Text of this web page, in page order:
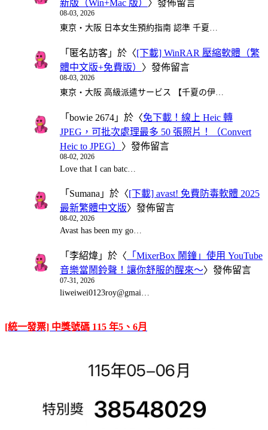
新版（Win+Mac 版） 〉發佈留言
08-03, 2026
東京・大阪 日本女生預約指南 認準 千夏…
「 匿名訪客 」於〈[下載] WinRAR 壓縮軟體（繁
體中文版+免費版） 〉發佈留言
08-03, 2026
東京・大阪 高級派遣サービス 【千夏の伊…
「 bowie 2674 」於〈免下載！線上 Heic 轉
JPEG，可批次處理最多 50 張照片！（Convert
Heic to JPEG） 〉發佈留言
08-02, 2026
Love that I can batc…
「 Sumana 」於〈[下載] avast! 免費防毒軟體 2025
最新繁體中文版〉發佈留言
08-02, 2026
Avast has been my go…
「 李紹煒 」於〈 「MixerBox 鬧鐘」使用 YouTube
音樂當鬧鈴聲！讓你舒服的醒來～〉發佈留言
07-31, 2026
liweiwei0123roy@gmai…
[統一發票] 中獎號碼 115 年5、6月